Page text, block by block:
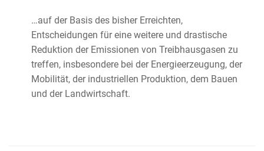
…auf der Basis des bisher Erreichten,
Entscheidungen für eine weitere und drastische
Reduktion der Emissionen von Treibhausgasen zu
treffen, insbesondere bei der Energieerzeugung, der
Mobilität, der industriellen Produktion, dem Bauen
und der Landwirtschaft.